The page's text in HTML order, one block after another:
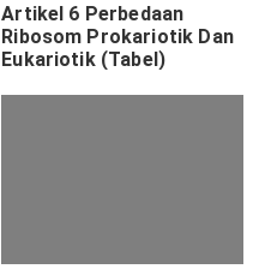
Artikel 6 Perbedaan
Ribosom Prokariotik Dan
Eukariotik (Tabel)